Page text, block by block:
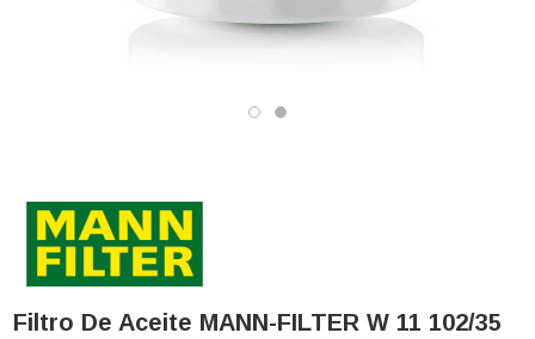
Filtro De Aceite MANN-FILTER W 11 102/35